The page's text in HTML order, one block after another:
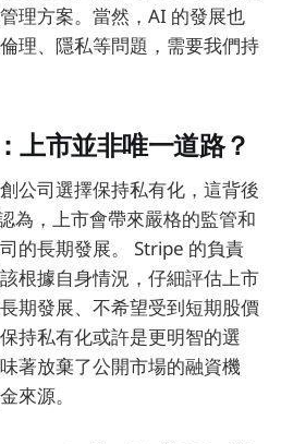
理方案。當然，AI 的發展也
理、隱私等問題，需要我們持
上市並非唯一道路？
公司選擇保持私有化，這背後
為，上市會帶來嚴格的監管和
的長期發展。 Stripe 的負責
根據自身情況，仔細評估上市
期發展、不希望受到短期股價
持私有化或許是更明智的選
著放棄了公開市場的融資機
來源。